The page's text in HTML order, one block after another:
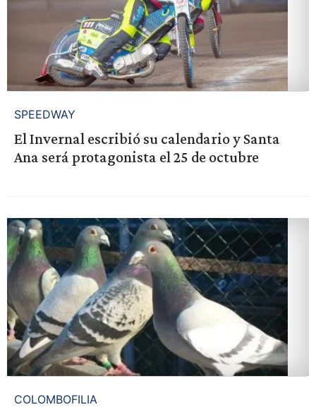
SPEEDWAY
El Invernal escribió su calendario y Santa
Ana será protagonista el 25 de octubre
COLOMBOFILIA